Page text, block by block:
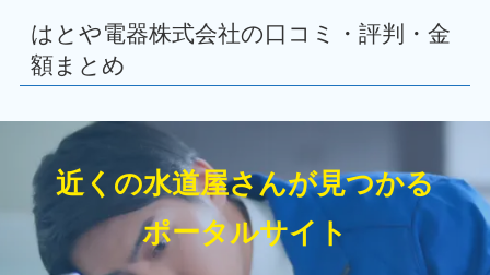
はとや電器株式会社の口コミ・評判・金
額まとめ
近くの水道屋さんが見つかる
ポータルサイト